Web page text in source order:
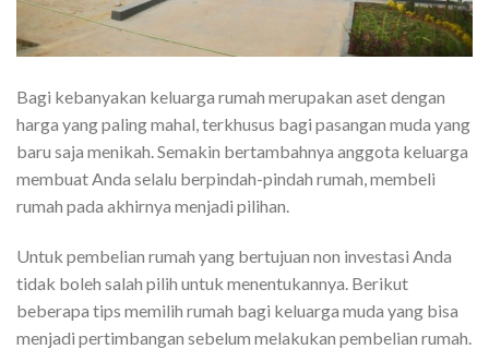
Bagi kebanyakan keluarga rumah merupakan aset dengan
harga yang paling mahal, terkhusus bagi pasangan muda yang
baru saja menikah. Semakin bertambahnya anggota keluarga
membuat Anda selalu berpindah-pindah rumah, membeli
rumah pada akhirnya menjadi pilihan.
Untuk pembelian rumah yang bertujuan non investasi Anda
tidak boleh salah pilih untuk menentukannya. Berikut
beberapa tips memilih rumah bagi keluarga muda yang bisa
menjadi pertimbangan sebelum melakukan pembelian rumah.